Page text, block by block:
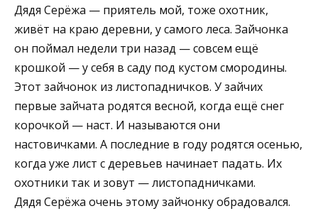
Дядя Серёжа — приятель мой, тоже охотник,
живёт на краю деревни, у самого леса. Зайчонка
он поймал недели три назад — совсем ещё
крошкой — у себя в саду под кустом смородины.
Этот зайчонок из листопадничков. У зайчих
первые зайчата родятся весной, когда ещё снег
корочкой — наст. И называются они
настовичками. А последние в году родятся осенью,
когда уже лист с деревьев начинает падать. Их
охотники так и зовут — листопадничками.
Дядя Серёжа очень этому зайчонку обрадовался.